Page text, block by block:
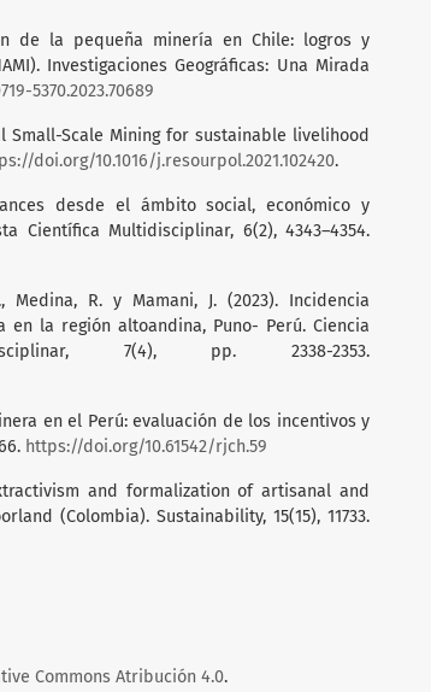
de la pequeña minería en Chile: logros y
Investigaciones Geográficas: Una Mirada
5370.2023.70689
Small-Scale Mining for sustainable livelihood
doi.org/10.1016/j.resourpol.2021.102420.
desde el ámbito social, económico y
Científica Multidisciplinar, 6(2), 4343–4354.
Medina, R. y Mamani, J. (2023). Incidencia
la región altoandina, Puno- Perú. Ciencia
7(4), pp. 2338-2353.
en el Perú: evaluación de los incentivos y
https://doi.org/10.61542/rjch.59
and formalization of artisanal and
(Colombia). Sustainability, 15(15), 11733.
Commons Atribución 4.0.